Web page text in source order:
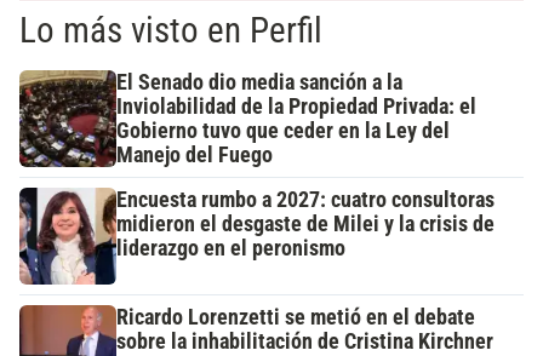
Lo más visto en Perfil
El Senado dio media sanción a la
Inviolabilidad de la Propiedad Privada: el
Gobierno tuvo que ceder en la Ley del
Manejo del Fuego
Encuesta rumbo a 2027: cuatro consultoras
midieron el desgaste de Milei y la crisis de
liderazgo en el peronismo
Ricardo Lorenzetti se metió en el debate
sobre la inhabilitación de Cristina Kirchner